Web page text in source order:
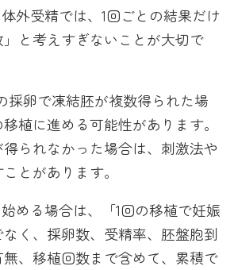
外受精では、1回ごとの結果だけ
と考えすぎないことが大切で
採卵で凍結胚が複数得られた場
植に進める可能性があります。
られなかった場合は、刺激法や
とがあります。
める場合は、「1回の移植で妊娠
く、採卵数、受精率、胚盤胞到
、移植回数まで含めて、累積で